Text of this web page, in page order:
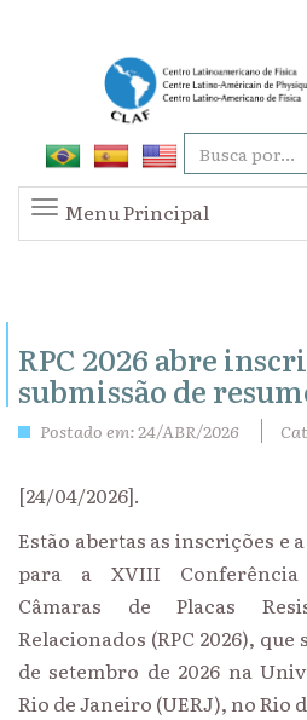
Menu Principal
RPC 2026 abre
submissão de
Postado em: 24/ABR/2026
[24/04/2026].
Estão abertas as inscrições e
para a XVIII
Câmaras de Placas
Relacionados (RPC 2026), que
de setembro de 2026 na
Rio de Janeiro (UERJ), no Rio